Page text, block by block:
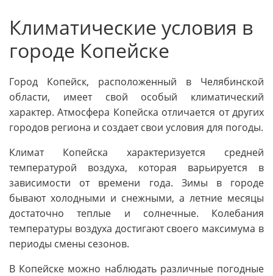
Климатические условия в
городе Копейске
Город Копейск, расположенный в Челябинской
области, имеет свой особый климатический
характер. Атмосфера Копейска отличается от других
городов региона и создает свои условия для погоды.
Климат Копейска характеризуется средней
температурой воздуха, которая варьируется в
зависимости от времени года. Зимы в городе
бывают холодными и снежными, а летние месяцы
достаточно теплые и солнечные. Колебания
температуры воздуха достигают своего максимума в
периоды смены сезонов.
В Копейске можно наблюдать различные погодные